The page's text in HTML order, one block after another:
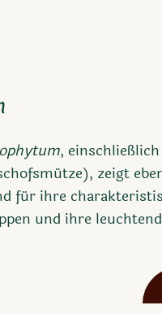
, einschließlich
zeigt
für ihre
und ihre